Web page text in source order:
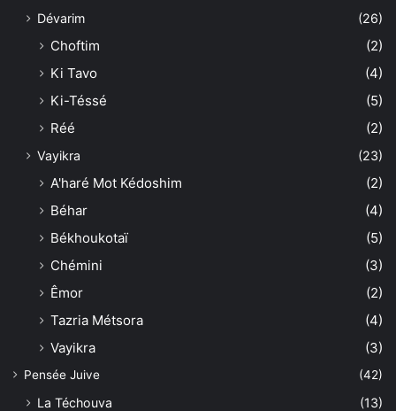
Dévarim (26)
Choftim
(2)
Ki Tavo
(4)
Ki-Téssé
(5)
Réé
(2)
Vayikra (23)
A'haré Mot Kédoshim
(2)
Béhar
(4)
Békhoukotaï
(5)
Chémini
(3)
Êmor
(2)
Tazria Métsora
(4)
Vayikra
(3)
Pensée Juive (42)
La Téchouva
(13)